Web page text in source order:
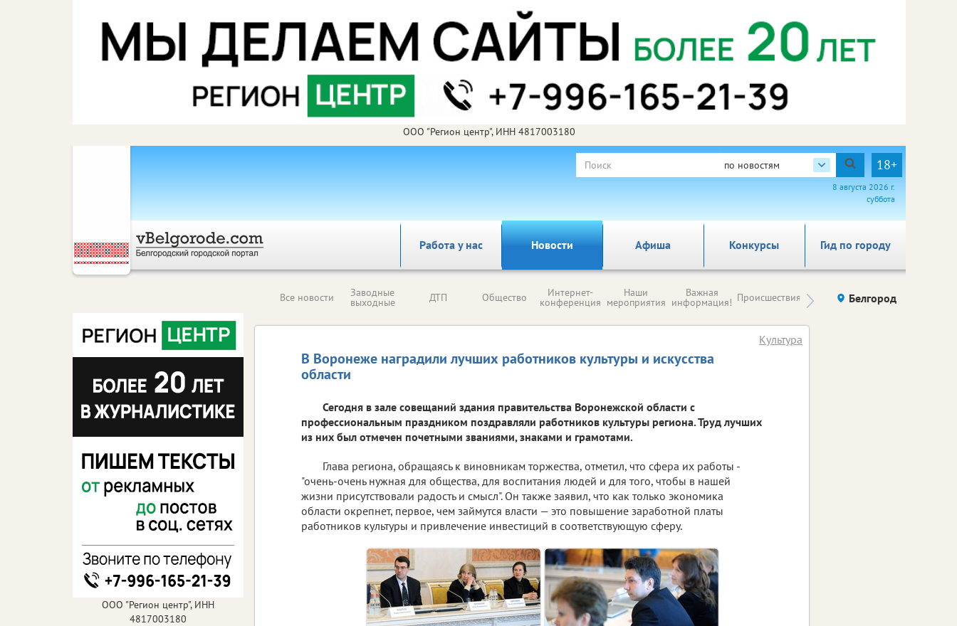
ООО "Регион центр", ИНН 4817003180
по новостям 18+
8 августа 2026 г.
суббота
Работа у нас Новости Афиша Гид по городу
Конкурсы
Все новости Заводные
выходные ДТП Общество Интернет-
конференция
Наши
мероприятия
Важная
информация! Происшествия Здоровье компаний (на
правах
Белгород
В Воронеже наградили лучших работников культуры и искусства
области
Культура
Сегодня в зале совещаний здания правительства Воронежской области с
профессиональным праздником поздравляли работников культуры региона. Труд лучших
из них был отмечен почетными званиями, знаками и грамотами.
Глава региона, обращаясь к виновникам торжества, отметил, что сфера их работы -
"очень-очень нужная для общества, для воспитания людей и для того, чтобы в нашей
жизни присутствовали радость и смысл". Он также заявил, что как только экономика
области окрепнет, первое, чем займутся власти — это повышение заработной платы
работников культуры и привлечение инвестиций в соответствующую сферу.
ООО "Регион центр", ИНН
4817003180